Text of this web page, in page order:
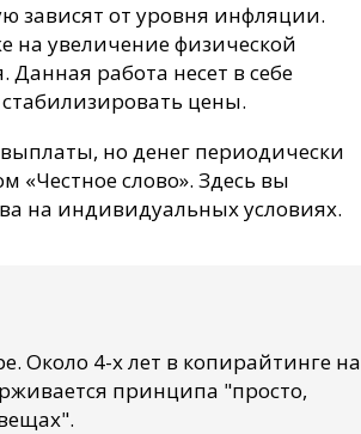
зависят от уровня инфляции.
на увеличение физической
Данная работа несет в себе
цены.
но денег периодически
«Честное слово». Здесь вы
на индивидуальных условиях.
Около 4-х лет в копирайтинге на
принципа "просто,